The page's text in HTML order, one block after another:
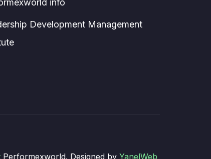
info
Development Management
Performexworld. Designed by YanelWeb